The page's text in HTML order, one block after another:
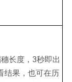
长度，3秒即出
结果，也可在历